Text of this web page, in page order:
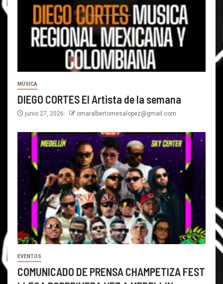
MÚSICA
DIEGO CORTES El Artista de la semana
junio 27, 2026 omaralbertomesalopez@gmail.com
EVENTOS
COMUNICADO DE PRENSA CHAMPETIZA FEST